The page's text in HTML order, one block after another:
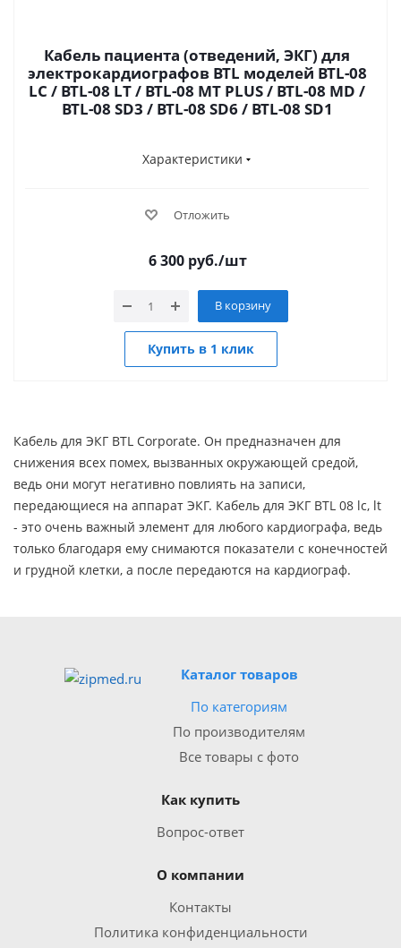
Кабель пациента (отведений, ЭКГ) для
электрокардиографов BTL моделей BTL-08
LC / BTL-08 LT / BTL-08 MT PLUS / BTL-08 MD /
BTL-08 SD3 / BTL-08 SD6 / BTL-08 SD1
Характеристики
Отложить
6 300руб./шт
В корзину
Купить в 1 клик
Кабель для ЭКГ BTL Corporate. Он предназначен для
снижения всех помех, вызванных окружающей средой,
ведь они могут негативно повлиять на записи,
передающиеся на аппарат ЭКГ. Кабель для ЭКГ BTL 08 lc, lt
- это очень важный элемент для любого кардиографа, ведь
только благодаря ему снимаются показатели с конечностей
и грудной клетки, а после передаются на кардиограф.
Каталог товаров
По категориям
По производителям
Все товары с фото
Как купить
Вопрос-ответ
О компании
Контакты
Политика конфиденциальности